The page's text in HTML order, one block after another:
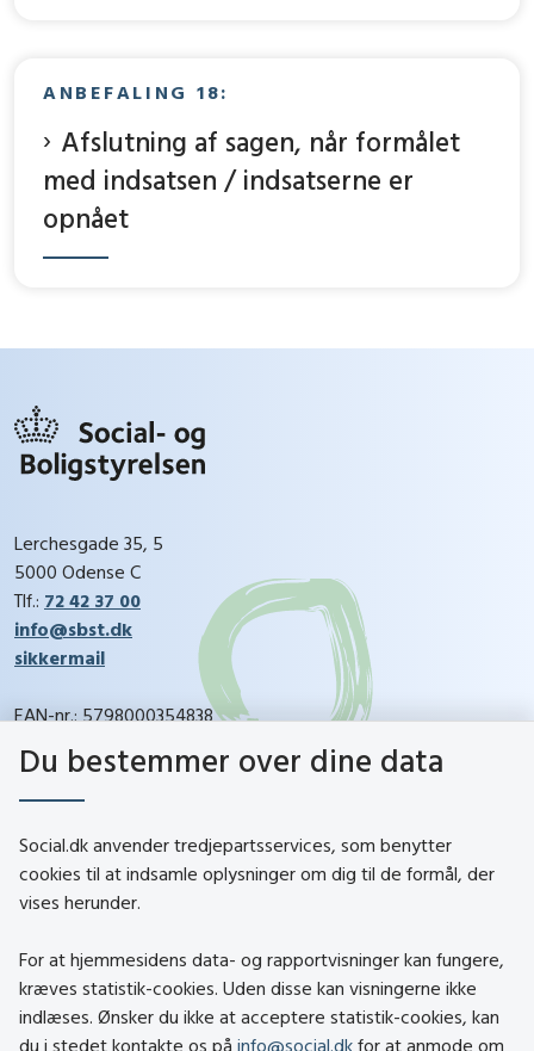
ANBEFALING 18:
Afslutning af sagen, når formålet
med indsatsen / indsatserne er
opnået
Lerchesgade 35, 5
5000 Odense C
Tlf.: 72 42 37 00
info@sbst.dk
sikkermail
EAN-nr.: 5798000354838
CVR-nr.: 26144698
Kontakt
About social.dk
Tilgængelighedserklæring
Du bestemmer over dine data
Social.dk anvender tredjepartsservices, som benytter
cookies til at indsamle oplysninger om dig til de formål, der
vises herunder.
For at hjemmesidens data- og rapportvisninger kan fungere,
kræves statistik-cookies. Uden disse kan visningerne ikke
indlæses. Ønsker du ikke at acceptere statistik-cookies, kan
du i stedet kontakte os på info@social.dk for at anmode om